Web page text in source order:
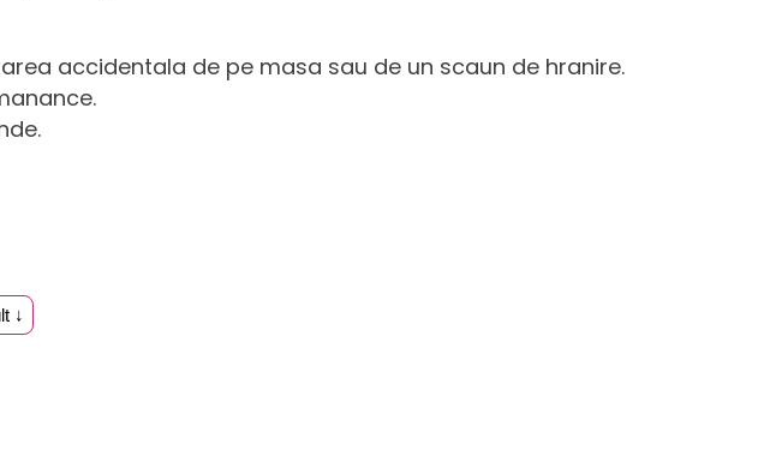
accidentala de pe masa sau de un scaun de hranire.
↓